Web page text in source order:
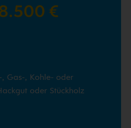
€
Gas-, Kohle- oder
oder Stückholz